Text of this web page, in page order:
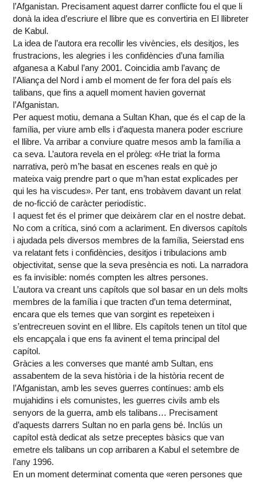
l’Afganistan. Precisament aquest darrer conflicte fou el que li
donà la idea d’escriure el llibre que es convertiria en El llibreter
de Kabul.
La idea de l’autora era recollir les vivències, els desitjos, les
frustracions, les alegries i les confidències d’una família
afganesa a Kabul l’any 2001. Coincidia amb l’avanç de
l’Aliança del Nord i amb el moment de fer fora del país els
talibans, que fins a aquell moment havien governat
l’Afganistan.
Per aquest motiu, demana a Sultan Khan, que és el cap de la
família, per viure amb ells i d’aquesta manera poder escriure
el llibre. Va arribar a conviure quatre mesos amb la família a
ca seva. L’autora revela en el pròleg: «He triat la forma
narrativa, però m’he basat en escenes reals en què jo
mateixa vaig prendre part o que m’han estat explicades per
qui les ha viscudes». Per tant, ens trobàvem davant un relat
de no-ficció de caràcter periodístic.
I aquest fet és el primer que deixàrem clar en el nostre debat.
No com a crítica, sinó com a aclariment. En diversos capítols
i ajudada pels diversos membres de la família, Seierstad ens
va relatant fets i confidències, desitjos i tribulacions amb
objectivitat, sense que la seva presència es noti. La narradora
es fa invisible: només compten les altres persones.
L’autora va creant uns capítols que sol basar en un dels molts
membres de la família i que tracten d’un tema determinat,
encara que els temes que van sorgint es repeteixen i
s’entrecreuen sovint en el llibre. Els capítols tenen un títol que
els encapçala i que ens fa avinent el tema principal del
capítol.
Gràcies a les converses que manté amb Sultan, ens
assabentem de la seva història i de la història recent de
l’Afganistan, amb les seves guerres contínues: amb els
mujahidins i els comunistes, les guerres civils amb els
senyors de la guerra, amb els talibans… Precisament
d’aquests darrers Sultan no en parla gens bé. Inclús un
capítol està dedicat als setze preceptes bàsics que van
emetre els talibans un cop arribaren a Kabul el setembre de
l’any 1996.
En un moment determinat comenta que «eren persones que